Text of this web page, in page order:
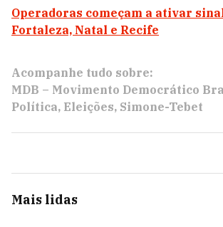
Operadoras começam a ativar
Fortaleza, Natal e Recife
Acompanhe tudo sobre:
MDB – Movimento Democrático
Política Eleições Simone-Tebet
Mais lidas